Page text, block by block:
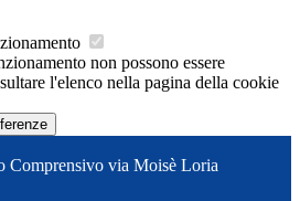
non possono essere
l'elenco nella pagina della cookie
Comprensivo via Moisè Loria